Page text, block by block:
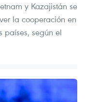
y Kazajistán se
la cooperación en
países, según el